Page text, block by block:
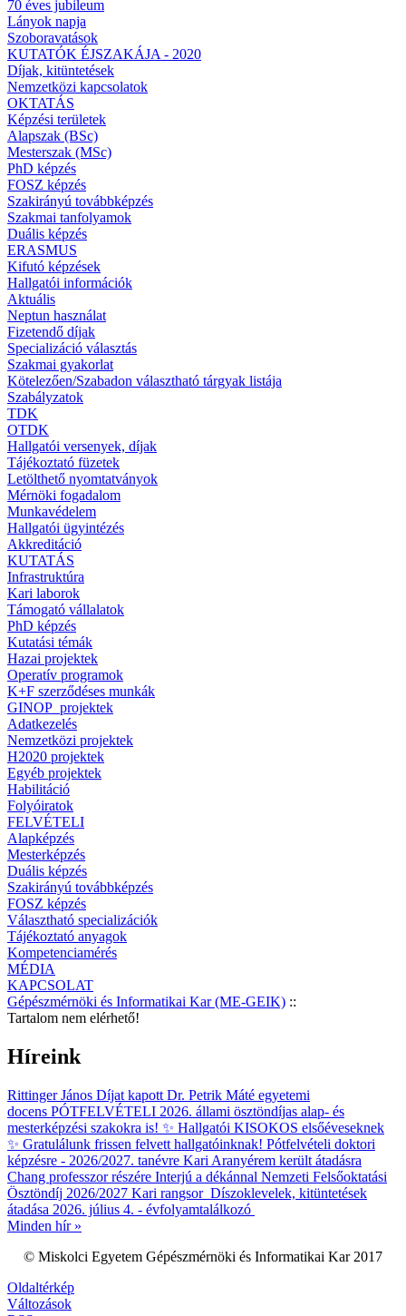
70 éves jubileum
Lányok napja
Szoboravatások
KUTATÓK ÉJSZAKÁJA - 2020
Díjak, kitüntetések
Nemzetközi kapcsolatok
OKTATÁS
Képzési területek
Alapszak (BSc)
Mesterszak (MSc)
PhD képzés
FOSZ képzés
Szakirányú továbbképzés
Szakmai tanfolyamok
Duális képzés
ERASMUS
Kifutó képzések
Hallgatói információk
Aktuális
Neptun használat
Fizetendő díjak
Specializáció választás
Szakmai gyakorlat
Kötelezően/Szabadon választható tárgyak listája
Szabályzatok
TDK
OTDK
Hallgatói versenyek, díjak
Tájékoztató füzetek
Letölthető nyomtatványok
Mérnöki fogadalom
Munkavédelem
Hallgatói ügyintézés
Akkreditáció
KUTATÁS
Infrastruktúra
Kari laborok
Támogató vállalatok
PhD képzés
Kutatási témák
Hazai projektek
Operatív programok
K+F szerződéses munkák
GINOP_projektek
Adatkezelés
Nemzetközi projektek
H2020 projektek
Egyéb projektek
Habilitáció
Folyóiratok
FELVÉTELI
Alapképzés
Mesterképzés
Duális képzés
Szakirányú továbbképzés
FOSZ képzés
Választható specializációk
Tájékoztató anyagok
Kompetenciamérés
MÉDIA
KAPCSOLAT
Gépészmérnöki és Informatikai Kar (ME-GEIK) ::
Tartalom nem elérhető!
Híreink
Rittinger János Díjat kapott Dr. Petrik Máté egyetemi
docens PÓTFELVÉTELI 2026. állami ösztöndíjas alap- és
mesterképzési szakokra is! ✨ Hallgatói KISOKOS elsőéveseknek
✨ Gratulálunk frissen felvett hallgatóinknak! Pótfelvételi doktori
képzésre - 2026/2027. tanévre Kari Aranyérem került átadásra
Chang professzor részére Interjú a dékánnal Nemzeti Felsőoktatási
Ösztöndíj 2026/2027 Kari rangsor Díszoklevelek, kitüntetések
átadása 2026. július 4. - évfolyamtalálkozó
Minden hír »
© Miskolci Egyetem Gépészmérnöki és Informatikai Kar 2017
Oldaltérkép
Változások